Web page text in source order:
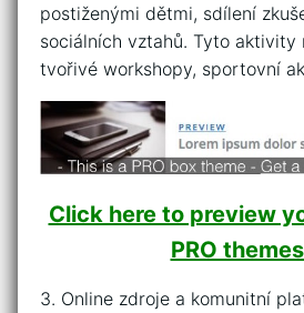
postiženými ⁢dětmi,‌ sdílení
sociálních vztahů. Tyto aktivity⁢
tvořivé workshopy, sportovní
Click here to preview
PRO themes
3. Online zdroje a komunitní